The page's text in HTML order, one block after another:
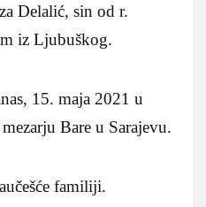
Delalić, sin od r.
iz Ljubuškog.
15. maja 2021 u
Bare u Sarajevu.
familiji.